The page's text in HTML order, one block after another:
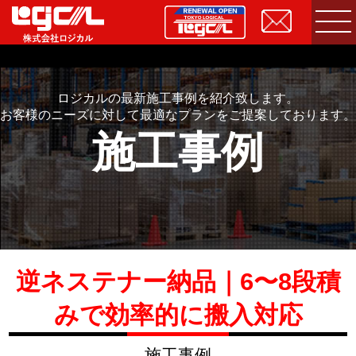
ロジカルの最新施工事例を紹介致します。
お客様のニーズに対して最適なプランをご提案しております。
施工事例
逆ネステナー納品｜6〜8段積
みで効率的に搬入対応